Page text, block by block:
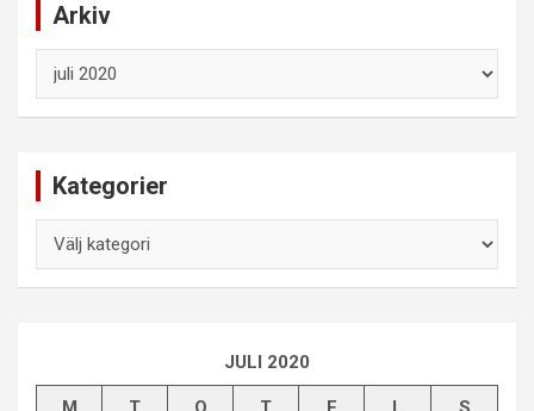
Arkiv
Kategorier
JULI 2020